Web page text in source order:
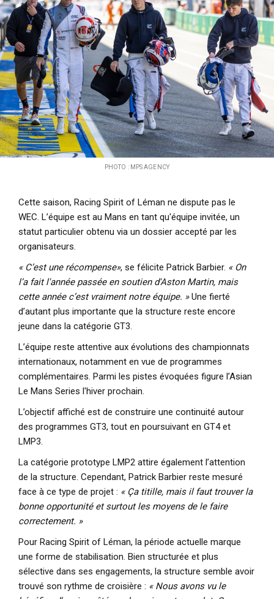
PHOTO : MPS AGENCY
Cette saison, Racing Spirit of Léman ne dispute pas le
WEC. L’équipe est au Mans en tant qu'équipe invitée, un
statut particulier obtenu via un dossier accepté par les
organisateurs.
« C’est une récompense», se félicite Patrick Barbier. « On
l’a fait l'année passée en soutien d'Aston Martin, mais
cette année c’est vraiment notre équipe. »Une fierté
d’autant plus importante que la structure reste encore
jeune dans la catégorie GT3.
L’équipe reste attentive aux évolutions des championnats
internationaux, notamment en vue de programmes
complémentaires. Parmi les pistes évoquées figure l’Asian
Le Mans Series l'hiver prochain.
L’objectif affiché est de construire une continuité autour
des programmes GT3, tout en poursuivant en GT4 et
LMP3.
La catégorie prototype LMP2 attire également l’attention
de la structure. Cependant, Patrick Barbier reste mesuré
face à ce type de projet : « Ça titille, mais il faut trouver la
bonne opportunité et surtout les moyens de le faire
correctement. »
Pour Racing Spirit of Léman, la période actuelle marque
une forme de stabilisation. Bien structurée et plus
sélective dans ses engagements, la structure semble avoir
trouvé son rythme de croisière : « Nous avons vu le